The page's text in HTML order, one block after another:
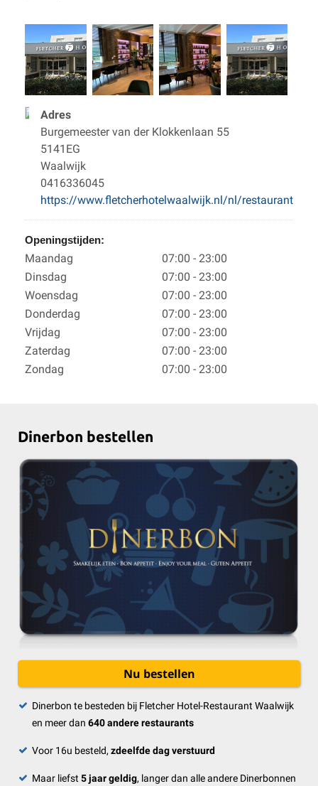
Adres
Burgemeester van der Klokkenlaan 55
5141EG
Waalwijk
0416336045
https://www.fletcherhotelwaalwijk.nl/nl/restaurant
Openingstijden:
Maandag
07:00 - 23:00
Dinsdag
07:00 - 23:00
Woensdag
07:00 - 23:00
Donderdag
07:00 - 23:00
Vrijdag
07:00 - 23:00
Zaterdag
07:00 - 23:00
Zondag
07:00 - 23:00
Dinerbon bestellen
Nu bestellen
Dinerbon te besteden bij Fletcher Hotel-Restaurant Waalwijk
en meer dan 640 andere restaurants
Voor 16u besteld, zdeelfde dag verstuurd
Maar liefst 5 jaar geldig, langer dan alle andere Dinerbonnen